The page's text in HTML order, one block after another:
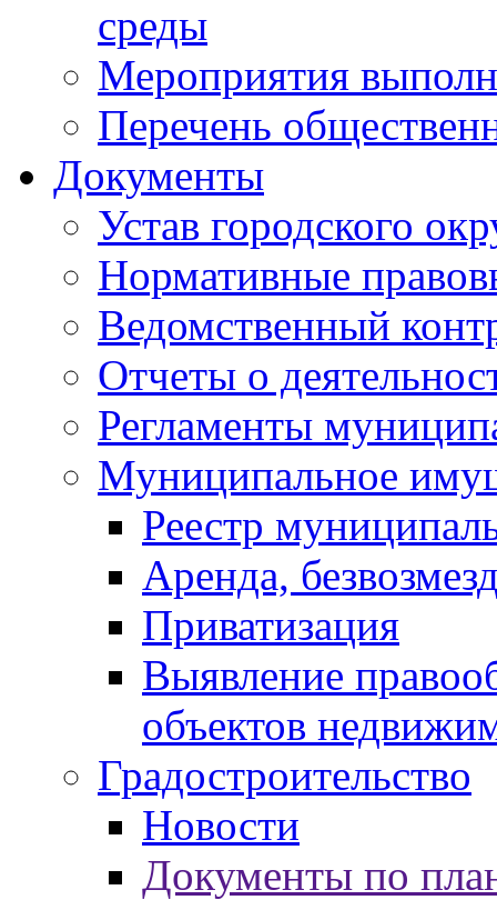
среды
Мероприятия
Перечень
Документы
Устав городского
Нормативные
Ведомственный
Отчеты о
Регламенты
Муниципальное
Реестр
Аренда,
Приватизация
Выявление
объектов
Градостроительство
Новости
Документы по